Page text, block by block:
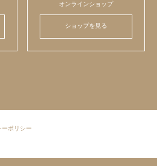
オンラインショップ
ショップを見る
ーポリシー